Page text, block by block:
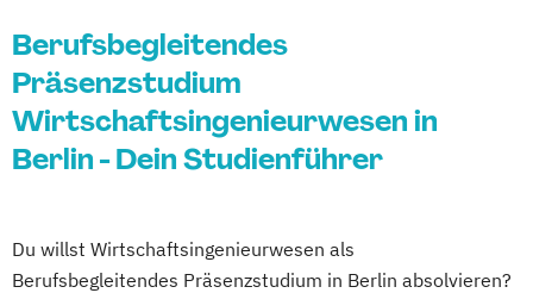
Berufsbegleitendes
Präsenzstudium
Wirtschaftsingenieurwesen in
Berlin - Dein Studienführer
Du willst Wirtschaftsingenieurwesen als
Berufsbegleitendes Präsenzstudium in Berlin absolvieren?